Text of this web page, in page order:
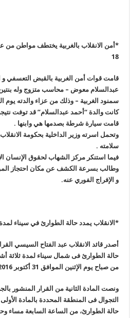
*أمن الانقلاب بالغربية يختطف مواطن من
18
قامت قوات أمن الغربية بالقبض التعسفي
عبدالسلام معوض – محاسب متزوج وله
سمنود الغربية – وذلك من عزاء والدته يوم
كانت والدة “أحمد عبدالسلام” قد توفت
قامت سيارة شرطة بصدمها هي وابنها .
وتحمل اسرته وزير الداخلية بحكومة
سلامته .
فيما استنكر مركز الشهاب لحقوق الإنسان
وطالب بسرعة الكشف عن مكان احتجاز
و الإفراج الفوري عنه.
*الانقلاب يمدد حالة الطوارئ في سيناء لمدة 3
حالة الطوارئ فى شمال سيناء لمدة ثلاثة
من صباح يوم الإثنين الموافق 31 أكتوبر 2016
ونصت المادة الثانية من القرار المنشور
التجوال فى المنطقة المحددة بالمادة
حالة الطوارئ، من الساعة السابعة مساء